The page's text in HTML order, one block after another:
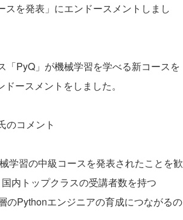
スを発表」にエンドースメントしまし
PyQ」が機械学習を学べる新コースを
ースメントをしました。
コメント
学習の中級コースを発表されたことを歓
内トップクラスの受講者数を持つ
のPythonエンジニアの育成につながるの